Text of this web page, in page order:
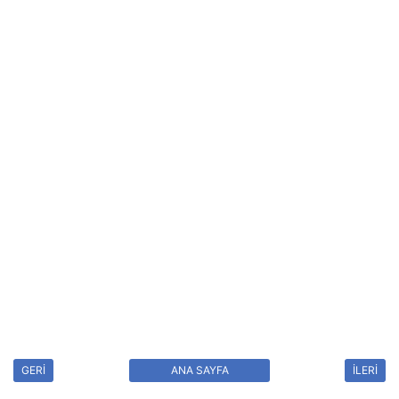
GERİ İLERİ
ANA SAYFA